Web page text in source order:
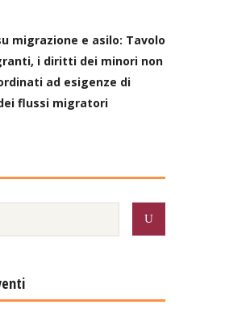
migrazione e asilo: Tavolo
i diritti dei minori non
ad esigenze di
flussi migratori